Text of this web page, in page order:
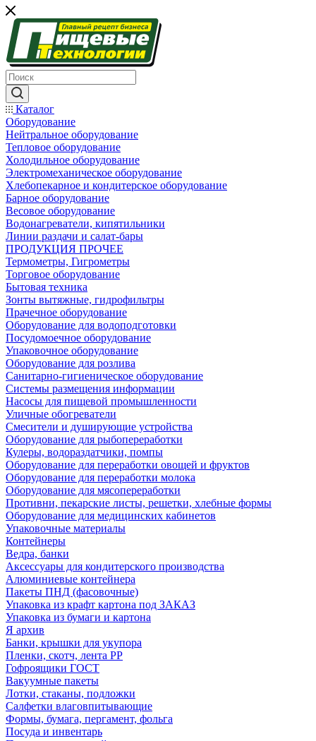
Каталог
Оборудование
Нейтральное оборудование
Тепловое оборудование
Холодильное оборудование
Электромеханическое оборудование
Хлебопекарное и кондитерское оборудование
Барное оборудование
Весовое оборудование
Водонагреватели, кипятильники
Линии раздачи и салат-бары
ПРОДУКЦИЯ ПРОЧЕЕ
Термометры, Гигрометры
Торговое оборудование
Бытовая техника
Зонты вытяжные, гидрофильтры
Прачечное оборудование
Оборудование для водоподготовки
Посудомоечное оборудование
Упаковочное оборудование
Оборудование для розлива
Санитарно-гигиеническое оборудование
Системы размещения информации
Насосы для пищевой промышленности
Уличные обогреватели
Смесители и душирующие устройства
Оборудование для рыбопереработки
Кулеры, водораздатчики, помпы
Оборудование для переработки овощей и фруктов
Оборудование для переработки молока
Оборудование для мясопереработки
Противни, пекарские листы, решетки, хлебные формы
Оборудование для медицинских кабинетов
Упаковочные материалы
Контейнеры
Ведра, банки
Аксессуары для кондитерского производства
Алюминиевые контейнера
Пакеты ПНД (фасовочные)
Упаковка из крафт картона под ЗАКАЗ
Упаковка из бумаги и картона
Я архив
Банки, крышки для укупора
Пленки, скотч, лента РР
Гофроящики ГОСТ
Вакуумные пакеты
Лотки, стаканы, подложки
Салфетки влаговпитывающие
Формы, бумага, пергамент, фольга
Посуда и инвентарь